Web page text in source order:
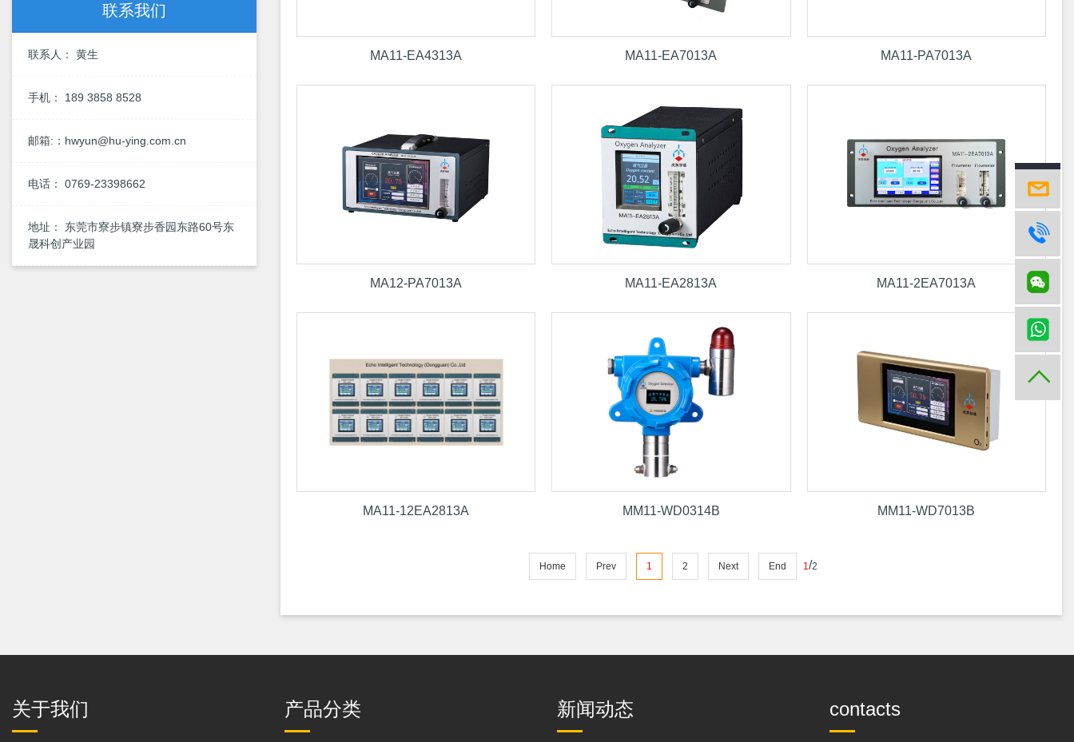
联系我们
联系人： 黄生
手机： 189 3858 8528
邮箱:：hwyun@hu-ying.com.cn
电话： 0769-23398662
地址： 东莞市寮步镇寮步香园东路60号东
晟科创产业园
MA11-EA4313A MA11-EA7013A MA11-PA7013A
MA12-PA7013A MA11-EA2813A MA11-2EA7013A
MA11-12EA2813A MM11-WD0314B MM11-WD7013B
Home Prev 1 2 Next End 1 /2
关于我们 产品分类 新闻动态 contacts